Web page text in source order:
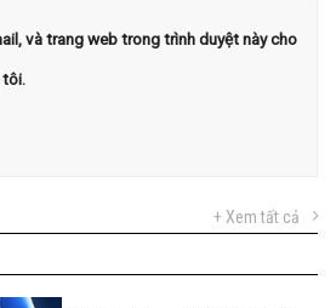
và trang web trong trình duyệt này cho
tôi.
+ Xem tất cả